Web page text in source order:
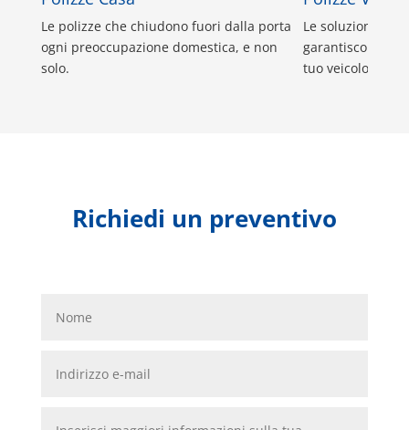
Le polizze che chiudono fuori dalla porta
ogni preoccupazione domestica, e non
solo.
Le soluzioni di
garantiscono la
tuo veicolo o
Richiedi un preventivo